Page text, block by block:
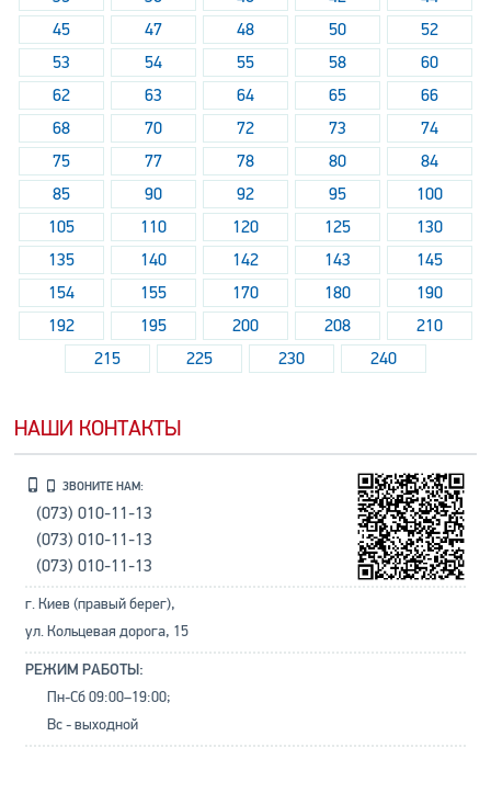
45
47 48 50
52
53
54 55 58
60
62
63 64 65
66
68
70 72 73
74
75
77 78 80
84
85
90 92 95
100
105
110 120 125
130
135
140 142 143
145
154
155 170 180
190
192
195 200 208
210
215
225 230 240
НАШИ КОНТАКТЫ
ЗВОНИТЕ НАМ:
(073) 010-11-13
(073) 010-11-13
(073) 010-11-13
г. Киев (правый берег),
ул. Кольцевая дорога, 15
РЕЖИМ РАБОТЫ:
Пн-Сб 09:00–19:00;
Вс - выходной